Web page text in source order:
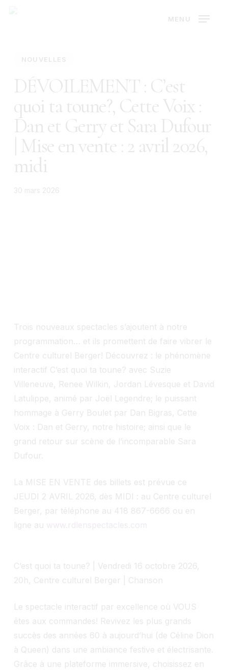
MENU
DÉVOILEMENT : C’est
quoi ta toune?, Cette Voix :
Dan et Gerry et Sara Dufour
| Mise en vente : 2 avril 2026,
midi
30 mars 2026
Trois nouveaux spectacles s’ajoutent à notre
programmation… et ils promettent de faire vibrer le
Centre culturel Berger! Découvrez : le phénomène
interactif C’est quoi ta toune? avec Suzie
Villeneuve, Renee Wilkin, Jordan Lévesque et David
Latulippe, animé par Joël Legendre; le puissant
hommage à Gerry Boulet par Dan Bigras, Cette
Voix : Dan et Gerry, notre histoire; ainsi que le
grand retour sur scène de l’incomparable Sara
Dufour.
La MISE EN VENTE des billets est prévue ce
JEUDI 2 AVRIL 2026, dès MIDI : au Centre culturel
Berger, par téléphone au 418 867-6666 ou en
ligne au
C’est quoi ta toune? | Vendredi 16 octobre 2026,
20h, Centre culturel Berger | Chanson
Le spectacle interactif par excellence où VOUS
êtes aux commandes! Revivez les plus grands
succès des années 60 à aujourd’hui (de Céline Dion
à Queen) dans une ambiance festive et électrisante.
Grâce à une plateforme immersive, choisissez en